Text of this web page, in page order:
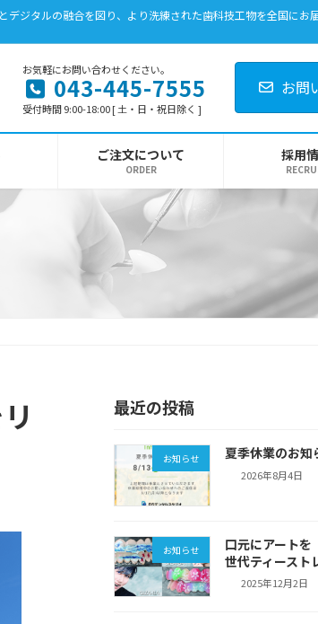
ジタルの融合を図り、より洗練された歯科技工物を全国にお
お気軽にお問い合わせください。
043-445-7555
受付時間 9:00-18:00 [ 土・日・祝日除く ]
お問
ご注文について
ORDER
採用
最近の投稿
お知らせ 夏季休業のお知
2026年8月4日
お知らせ
口元にアートを
世代ティースト
2025年12月2日